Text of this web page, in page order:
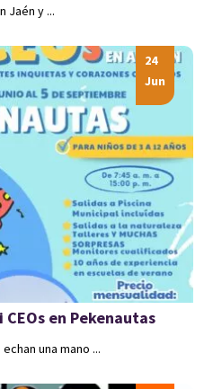
Jaén y ...
en Pekenautas
una mano ...
24
Jun